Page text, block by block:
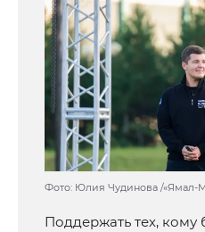
Фото: Юлия Чудинова /«Ямал-
Поддержать тех, кому